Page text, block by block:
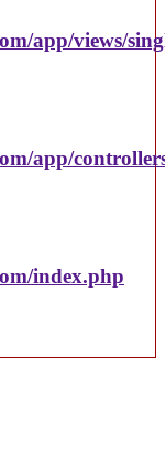
app/views/
app/
index.php